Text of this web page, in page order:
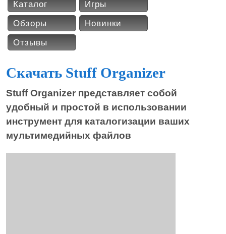
Каталог
Игры
Обзоры
Новинки
Отзывы
Скачать Stuff Organizer
Stuff Organizer представляет собой
удобный и простой в использовании
инструмент для каталогизации ваших
мультимедийных файлов